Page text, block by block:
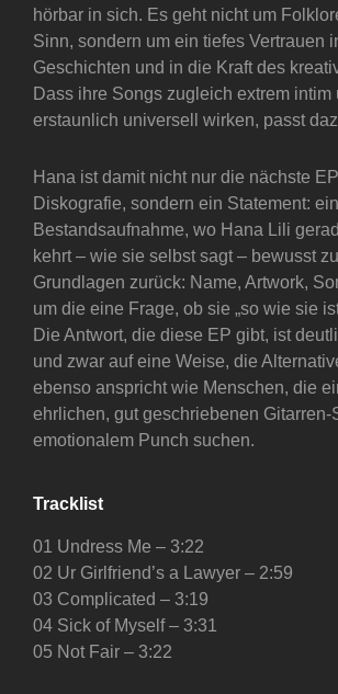
hörbar in sich. Es geht nicht um
Sinn, sondern um ein tiefes Vertrauen
Geschichten und in die Kraft des
Dass ihre Songs zugleich extrem intim
erstaunlich universell wirken, passt
Hana ist damit nicht nur die nächste
Diskografie, sondern ein Statement:
Bestandsaufnahme, wo Hana Lili
kehrt – wie sie selbst sagt – bewusst
Grundlagen zurück: Name, Artwork,
um die eine Frage, ob sie „so wie sie
Die Antwort, die diese EP gibt, ist
und zwar auf eine Weise, die
ebenso anspricht wie Menschen, die
ehrlichen, gut geschriebenen Gitarren-
emotionalem Punch suchen.
Tracklist
01 Undress Me – 3:22
02 Ur Girlfriend’s a Lawyer – 2:59
03 Complicated – 3:19
04 Sick of Myself – 3:31
05 Not Fair – 3:22